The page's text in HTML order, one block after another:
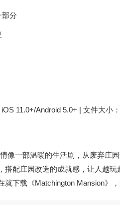
部分
11.0+/Android 5.0+ | 文件大小
情像一部温暖的生活剧，从废弃
搭配庄园改造的成就感，让人越玩
就下载《Matchington Mansion》